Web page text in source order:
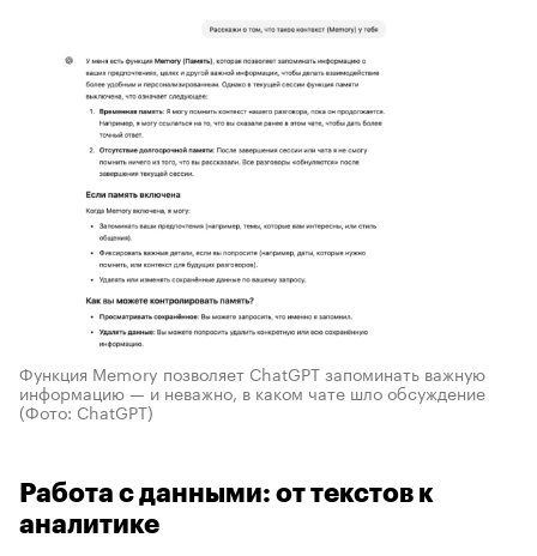
Функция Memory позволяет ChatGPT запоминать важную
информацию — и неважно, в каком чате шло обсуждение
(Фото: ChatGPT)
Работа с данными: от текстов к
аналитике